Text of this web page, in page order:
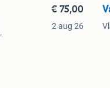
€ 75,00
2 aug 26